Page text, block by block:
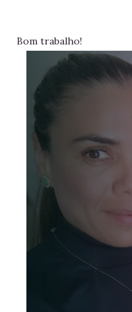
Bom trabalho!